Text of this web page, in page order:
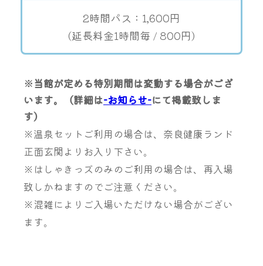
2時間パス：1,600円
(延長料金1時間毎 / 800円)
※当館が定める特別期間は変動する場合がござ
います。（詳細は-お知らせ-にて掲載致しま
す）
※温泉セットご利用の場合は、奈良健康ランド
正面玄関よりお入り下さい。
※はしゃきっズのみのご利用の場合は、再入場
致しかねますのでご注意ください。
※混雑によりご入場いただけない場合がござい
ます。